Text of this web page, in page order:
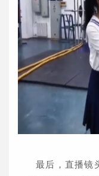
最后，直播镜